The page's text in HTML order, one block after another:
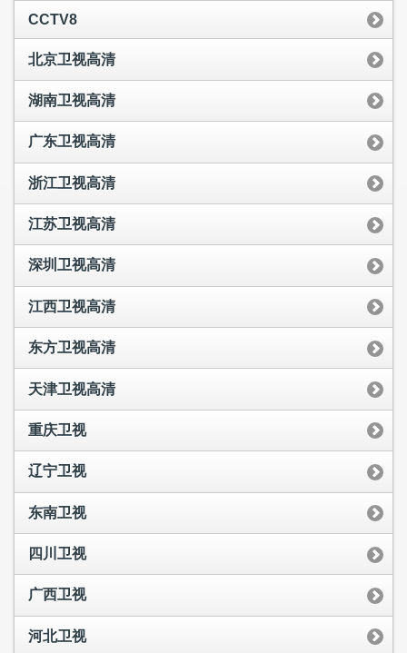
CCTV8
北京卫视高清
湖南卫视高清
广东卫视高清
浙江卫视高清
江苏卫视高清
深圳卫视高清
江西卫视高清
东方卫视高清
天津卫视高清
重庆卫视
辽宁卫视
东南卫视
四川卫视
广西卫视
河北卫视